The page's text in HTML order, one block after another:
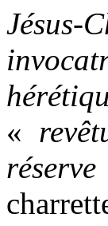
Jésus-
«
réserve